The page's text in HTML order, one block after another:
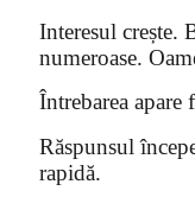
Interesul crește.
numeroase.
Întrebarea apare
Răspunsul
rapidă.